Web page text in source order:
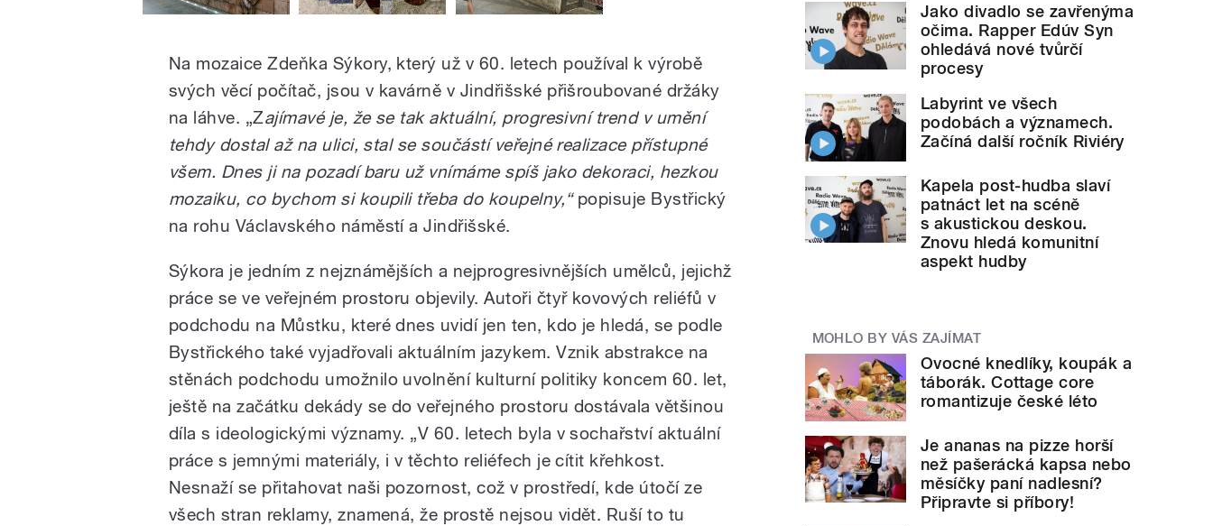
Na mozaice Zdeňka Sýkory, který už v 60. letech používal k výrobě
svých věcí počítač, jsou v kavárně v Jindřišské přišroubované držáky
na láhve. „Zajímavé je, že se tak aktuální, progresivní trend v umění
tehdy dostal až na ulici, stal se součástí veřejné realizace přístupné
všem. Dnes ji na pozadí baru už vnímáme spíš jako dekoraci, hezkou
mozaiku, co bychom si koupili třeba do koupelny,“ popisuje Bystřický
na rohu Václavského náměstí a Jindřišské.
Sýkora je jedním z nejznámějších a nejprogresivnějších umělců, jejichž
práce se ve veřejném prostoru objevily. Autoři čtyř kovových reliéfů v
podchodu na Můstku, které dnes uvidí jen ten, kdo je hledá, se podle
Bystřického také vyjadřovali aktuálním jazykem. Vznik abstrakce na
stěnách podchodu umožnilo uvolnění kulturní politiky koncem 60. let,
ještě na začátku dekády se do veřejného prostoru dostávala většinou
díla s ideologickými významy. „V 60. letech byla v sochařství aktuální
práce s jemnými materiály, i v těchto reliéfech je cítit křehkost.
Nesnaží se přitahovat naši pozornost, což v prostředí, kde útočí ze
všech stran reklamy, znamená, že prostě nejsou vidět. Ruší to tu
Jako divadlo se zavřenýma
očima. Rapper Edúv Syn
ohledává nové tvůrčí
procesy
Labyrint ve všech
podobách a významech.
Začíná další ročník Riviéry
Kapela post-hudba slaví
patnáct let na scéně
s akustickou deskou.
Znovu hledá komunitní
aspekt hudby
MOHLO BY VÁS ZAJÍMAT
Ovocné knedlíky, koupák a
táborák. Cottage core
romantizuje české léto
Je ananas na pizze horší
než pašerácká kapsa nebo
měsíčky paní nadlesní?
Připravte si příbory!